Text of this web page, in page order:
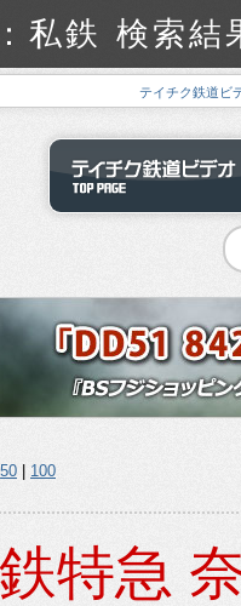
私鉄 検索
テイチク鉄道ビ
50 100
特急